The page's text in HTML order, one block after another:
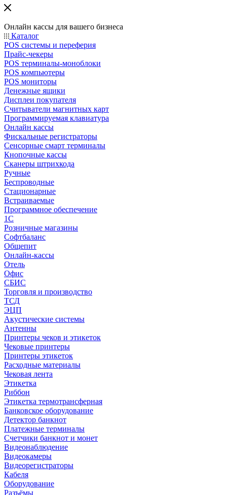
Онлайн кассы для вашего бизнеса
Каталог
POS системы и переферия
Прайс-чекеры
POS терминалы-моноблоки
POS компьютеры
POS мониторы
Денежные ящики
Дисплеи покупателя
Считыватели магнитных карт
Программируемая клавиатура
Онлайн кассы
Фискальные регистраторы
Сенсорные смарт терминалы
Кнопочные кассы
Сканеры штрихкода
Ручные
Беспроводные
Стационарные
Встраиваемые
Программное обеспечение
1С
Розничные магазины
Софтбаланс
Общепит
Онлайн-кассы
Отель
Офис
СБИС
Торговля и производство
ТСД
ЭЦП
Акустические системы
Антенны
Принтеры чеков и этикеток
Чековые принтеры
Принтеры этикеток
Расходные материалы
Чековая лента
Этикетка
Риббон
Этикетка термотрансферная
Банковское оборудование
Детектор банкнот
Платежные терминалы
Счетчики банкнот и монет
Видеонаблюдение
Видеокамеры
Видеорегистраторы
Кабеля
Оборудование
Разъёмы